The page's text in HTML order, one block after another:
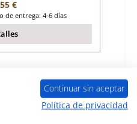
normal:
€
de entrega: 4-6 días
Continuar sin aceptar
Política de privacidad